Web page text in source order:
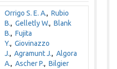
Orrigo S. E. A.,Rubio
B.,Gelletly W.,Blank
B.,Fujita
Y.,Giovinazzo
J.,Agramunt J.,Algora
A.,Ascher P.,Bilgier